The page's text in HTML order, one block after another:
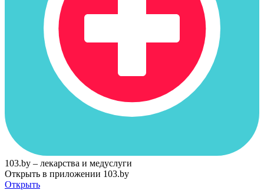
103.by – лекарства и медуслуги
Открыть в приложении 103.by
Открыть